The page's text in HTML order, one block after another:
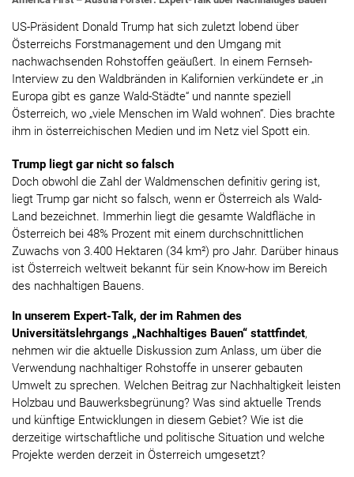
US-Präsident Donald Trump hat sich zuletzt lobend über
Österreichs Forstmanagement und den Umgang mit
nachwachsenden Rohstoffen geäußert. In einem Fernseh-
Interview zu den Waldbränden in Kalifornien verkündete er „in
Europa gibt es ganze Wald-Städte“ und nannte speziell
Österreich, wo „viele Menschen im Wald wohnen“. Dies brachte
ihm in österreichischen Medien und im Netz viel Spott ein.
Trump liegt gar nicht so falsch
Doch obwohl die Zahl der Waldmenschen definitiv gering ist,
liegt Trump gar nicht so falsch, wenn er Österreich als Wald-
Land bezeichnet. Immerhin liegt die gesamte Waldfläche in
Österreich bei 48% Prozent mit einem durchschnittlichen
Zuwachs von 3.400 Hektaren (34 km²) pro Jahr. Darüber hinaus
ist Österreich weltweit bekannt für sein Know-how im Bereich
des nachhaltigen Bauens.
In unserem Expert-Talk, der im Rahmen des
Universitätslehrgangs „Nachhaltiges Bauen“ stattfindet,
nehmen wir die aktuelle Diskussion zum Anlass, um über die
Verwendung nachhaltiger Rohstoffe in unserer gebauten
Umwelt zu sprechen. Welchen Beitrag zur Nachhaltigkeit leisten
Holzbau und Bauwerksbegrünung? Was sind aktuelle Trends
und künftige Entwicklungen in diesem Gebiet? Wie ist die
derzeitige wirtschaftliche und politische Situation und welche
Projekte werden derzeit in Österreich umgesetzt?